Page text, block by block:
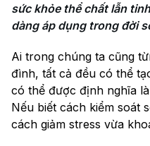
sức khỏe thể chất lẫn
Ai trong chúng ta cũng
đình, tất cả đều có thể
có thể được định nghĩa
Nếu biết cách kiểm soát
cách giảm stress vừa